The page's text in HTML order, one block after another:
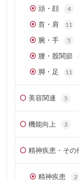
頭・顔 4
首・肩 11
腕・手 5
腰・股関節
脚・足 11
美容関連 5
機能向上 3
精神疾患・その
精神疾患 2